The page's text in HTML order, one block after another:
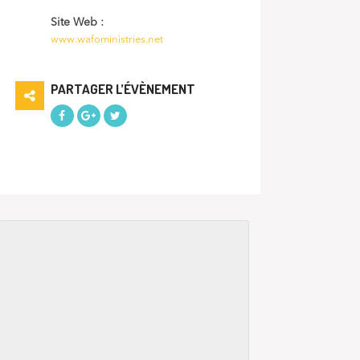
Site Web :
www.wafoministries.net
PARTAGER L’ÉVÈNEMENT